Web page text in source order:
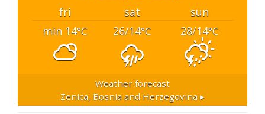
fri sat
sun
min 14°C 26/14°C 28/14°C
Weather forecast
Zenica, Bosnia and Herzegovina ▸